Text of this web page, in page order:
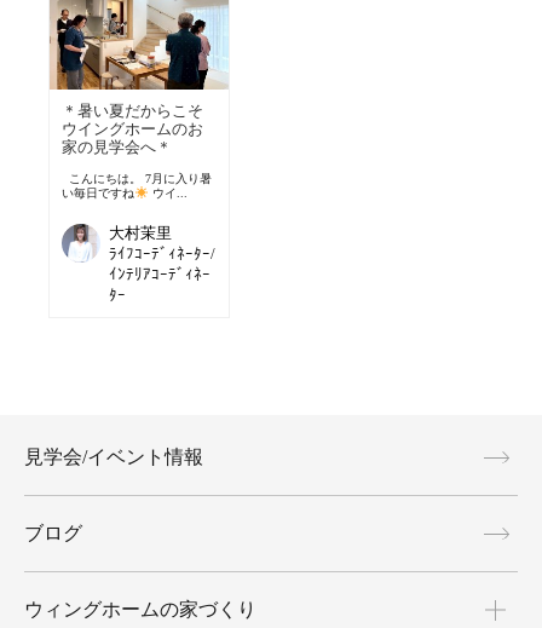
＊暑い夏だからこそ
ウイングホームのお
家の見学会へ＊
こんにちは。 7月に入り暑
い毎日ですね
ウイ...
大村茉里
ﾗｲﾌｺｰﾃﾞｨﾈｰﾀｰ/
ｲﾝﾃﾘｱｺｰﾃﾞｨﾈｰ
ﾀｰ
見学会/イベント情報
ブログ
ウィングホームの家づくり